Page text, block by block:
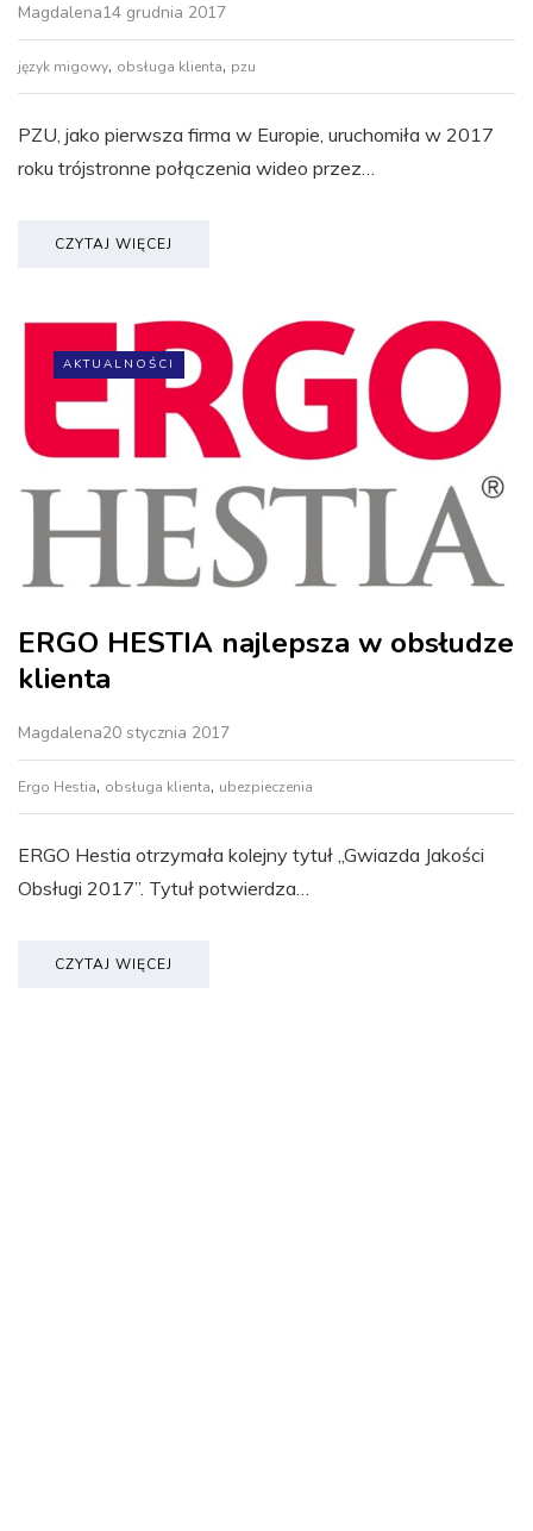
Magdalena14 grudnia 2017
język migowy, obsługa klienta, pzu
PZU, jako pierwsza firma w Europie, uruchomiła w 2017
roku trójstronne połączenia wideo przez…
CZYTAJ WIĘCEJ
AKTUALNOŚCI
ERGO HESTIA najlepsza w obsłudze
klienta
Magdalena20 stycznia 2017
Ergo Hestia, obsługa klienta, ubezpieczenia
ERGO Hestia otrzymała kolejny tytuł „Gwiazda Jakości
Obsługi 2017”. Tytuł potwierdza…
CZYTAJ WIĘCEJ